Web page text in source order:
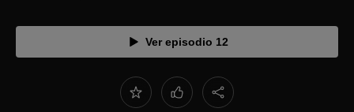
Ver episodio 12